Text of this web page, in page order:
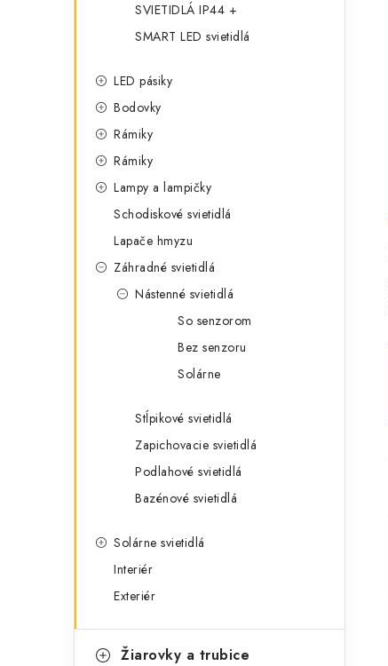
SVIETIDLÁ IP44 +
SMART LED svietidlá
LED pásiky
Bodovky
Rámiky
Rámiky
Lampy a lampičky
Schodiskové svietidlá
Lapače hmyzu
Záhradné svietidlá
Nástenné svietidlá
So senzorom
Bez senzoru
Solárne
Stĺpikové svietidlá
Zapichovacie svietidlá
Podlahové svietidlá
Bazénové svietidlá
Solárne svietidlá
Interiér
Exteriér
Žiarovky a trubice